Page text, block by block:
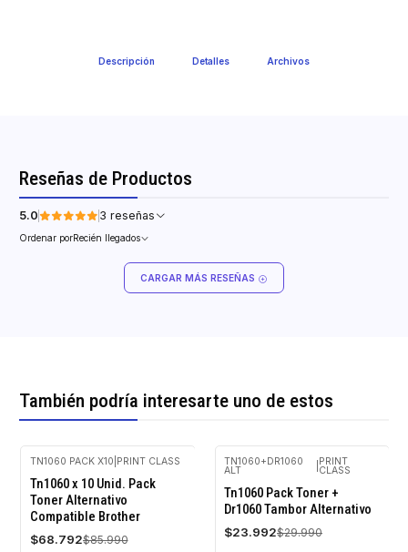
Descripción Detalles Archivos
Reseñas de Productos
5.0 3 reseñas
Ordenar porRecién llegados
CARGAR MÁS RESEÑAS
También podría interesarte uno de estos
-20%
OFF
TN1060 PACK X10 PRINT CLASS
Tn1060 x 10 Unid. Pack
Toner Alternativo
Compatible Brother
$68.792$85.990
OFF
TN1060+DR1060
ALT
PRINT
CLASS
Tn1060 Pack Toner +
Dr1060 Tambor Alternativo
$23.992$29.990